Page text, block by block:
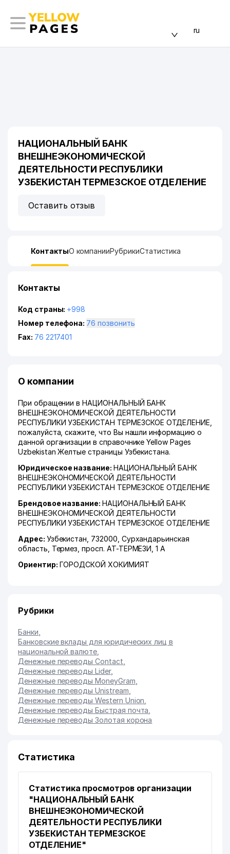
ru
НАЦИОНАЛЬНЫЙ БАНК
ВНЕШНЕЭКОНОМИЧЕСКОЙ
ДЕЯТЕЛЬНОСТИ РЕСПУБЛИКИ
УЗБЕКИСТАН ТЕРМЕЗСКОЕ ОТДЕЛЕНИЕ
Оставить отзыв
КонтактыО компанииРубрикиСтатистика
Контакты
Код страны: +998
Номер телефона:
76 позвонить
Fax: 76 2217401
О компании
При обращении в НАЦИОНАЛЬНЫЙ БАНК
ВНЕШНЕЭКОНОМИЧЕСКОЙ ДЕЯТЕЛЬНОСТИ
РЕСПУБЛИКИ УЗБЕКИСТАН ТЕРМЕЗСКОЕ ОТДЕЛЕНИЕ,
пожалуйста, скажите, что Вы нашли информацию о
данной организации в справочнике Yellow Pages
Uzbekistan Желтые страницы Узбекистана.
Юридическое название: НАЦИОНАЛЬНЫЙ БАНК
ВНЕШНЕЭКОНОМИЧЕСКОЙ ДЕЯТЕЛЬНОСТИ
РЕСПУБЛИКИ УЗБЕКИСТАН ТЕРМЕЗСКОЕ ОТДЕЛЕНИЕ
Брендовое название: НАЦИОНАЛЬНЫЙ БАНК
ВНЕШНЕЭКОНОМИЧЕСКОЙ ДЕЯТЕЛЬНОСТИ
РЕСПУБЛИКИ УЗБЕКИСТАН ТЕРМЕЗСКОЕ ОТДЕЛЕНИЕ
Адрес: Узбекистан, 732000, Сурхандарьинская
область Термез ,просп. АТ-ТЕРМЕЗИ , 1 А
Ориентир: ГОРОДСКОЙ ХОКИМИЯТ
Рубрики
Банки
Банковские вклады для юридических лиц в
национальной валюте
Денежные переводы Contact
Денежные переводы Lider,
Денежные переводы MoneyGram
Денежные переводы Unistream
Денежные переводы Western Union
Денежные переводы Быстрая почта
Денежные переводы Золотая корона
Статистика
Статистика просмотров организации
"НАЦИОНАЛЬНЫЙ БАНК
ВНЕШНЕЭКОНОМИЧЕСКОЙ
ДЕЯТЕЛЬНОСТИ РЕСПУБЛИКИ
УЗБЕКИСТАН ТЕРМЕЗСКОЕ
ОТДЕЛЕНИЕ"